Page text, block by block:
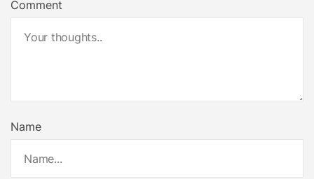
Comment
Name